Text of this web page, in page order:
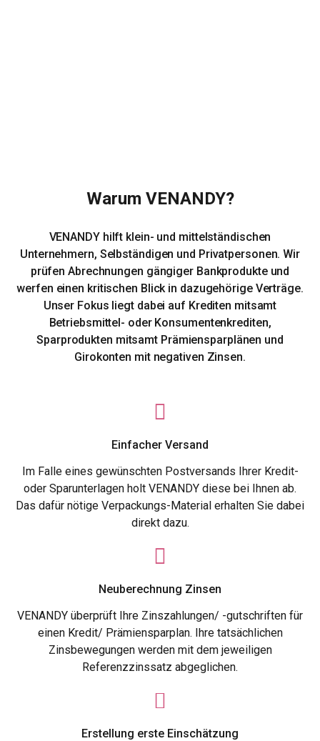
Warum VENANDY?
VENANDY hilft klein- und mittelständischen
Unternehmern, Selbständigen und Privatpersonen. Wir
prüfen Abrechnungen gängiger Bankprodukte und
werfen einen kritischen Blick in dazugehörige Verträge.
Unser Fokus liegt dabei auf Krediten mitsamt
Betriebsmittel- oder Konsumentenkrediten,
Sparprodukten mitsamt Prämiensparplänen und
Girokonten mit negativen Zinsen.
Einfacher Versand
Im Falle eines gewünschten Postversands Ihrer Kredit-
oder Sparunterlagen holt VENANDY diese bei Ihnen ab.
Das dafür nötige Verpackungs-Material erhalten Sie dabei
direkt dazu.
Neuberechnung Zinsen
VENANDY überprüft Ihre Zinszahlungen/ -gutschriften für
einen Kredit/ Prämiensparplan. Ihre tatsächlichen
Zinsbewegungen werden mit dem jeweiligen
Referenzzinssatz abgeglichen.
Erstellung erste Einschätzung